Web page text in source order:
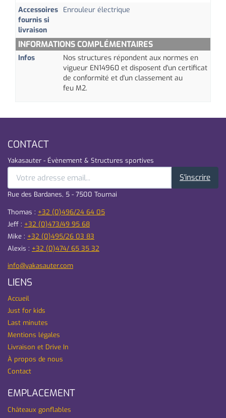
Accessoires
fournis si
livraison
Enrouleur électrique
INFORMATIONS COMPLÉMENTAIRES
Infos
Nos structures répondent aux normes en
vigueur EN14960 et disposent d'un certificat
de conformité et d'un classement au
feu M2.
CONTACT
Yakasauter - Évènement & Structures sportives
S'inscrire
Rue des Bardanes, 5 - 7500 Tournai
Thomas : +32 (0)496/24 64 05
Jeff : +32 (0)473/49 95 68
Mike : +32 (0)495/26 03 83
Alexis : +32 (0)474/ 65 35 32
info@yakasauter.com
LIENS
Accueil
Just for kids
Last minutes
Mentions légales
Livraison et Drive In
À propos de nous
Contact
EMPLACEMENT
Châteaux gonflables